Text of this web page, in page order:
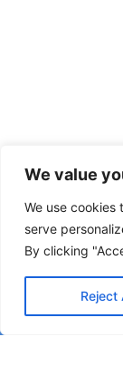
We value
We use cookies
serve
By clicking
Reject
Copyright ©
Napoli Federico
Napoli. Aut. n.58